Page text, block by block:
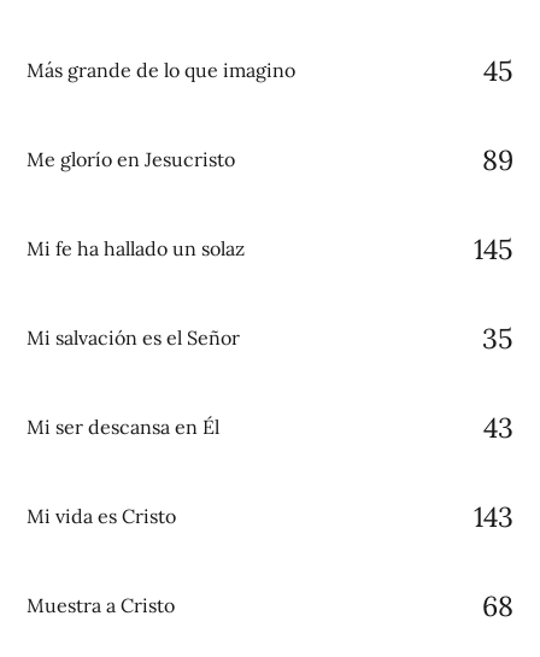
Más grande de lo que imagino 45
Me glorío en Jesucristo 89
Mi fe ha hallado un solaz 145
Mi salvación es el Señor 35
Mi ser descansa en Él 43
Mi vida es Cristo 143
Muestra a Cristo 68